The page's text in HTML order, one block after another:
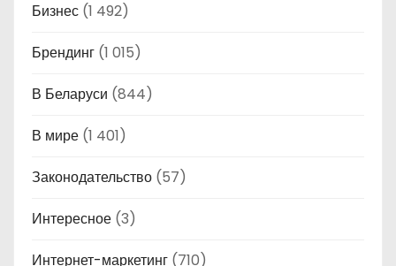
Бизнес (1 492)
Брендинг (1 015)
В Беларуси (844)
В мире (1 401)
Законодательство (57)
Интересное (3)
Интернет-маркетинг (710)